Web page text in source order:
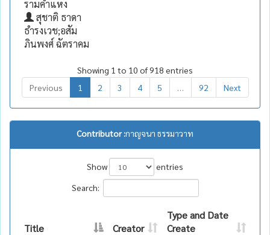
รามคำแหง
สุชาติ ธาดา
ธำรงเวช;อสัม
ภินพงศ์ ฉัตราคม
Showing 1 to 10 of 918 entries
Previous
1 2 3 4 5 92 Next
Contributor :กาญจนา ธรรมาวาท
Show
entries
Search:
Title Creator
Type and Date
Create